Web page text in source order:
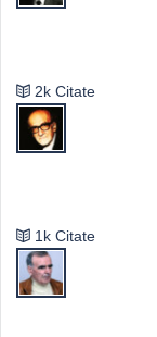
2k Citate
1k Citate